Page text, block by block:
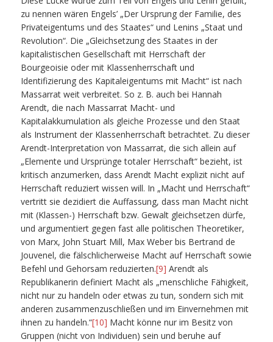
zu nennen wären Engels’ „Der Ursprung der Familie, des
Privateigentums und des Staates“ und Lenins „Staat und
Revolution“. Die „Gleichsetzung des Staates in der
kapitalistischen Gesellschaft mit Herrschaft der
Bourgeoisie oder mit Klassenherrschaft und
Identifizierung des Kapitaleigentums mit Macht“ ist nach
Massarrat weit verbreitet. So z. B. auch bei Hannah
Arendt, die nach Massarrat Macht- und
Kapitalakkumulation als gleiche Prozesse und den Staat
als Instrument der Klassenherrschaft betrachtet. Zu dieser
Arendt-Interpretation von Massarrat, die sich allein auf
„Elemente und Ursprünge totaler Herrschaft“ bezieht, ist
kritisch anzumerken, dass Arendt Macht explizit nicht auf
Herrschaft reduziert wissen will. In „Macht und Herrschaft“
vertritt sie dezidiert die Auffassung, dass man Macht nicht
mit (Klassen-) Herrschaft bzw. Gewalt gleichsetzen dürfe,
und argumentiert gegen fast alle politischen Theoretiker,
von Marx, John Stuart Mill, Max Weber bis Bertrand de
Jouvenel, die fälschlicherweise Macht auf Herrschaft sowie
Befehl und Gehorsam reduzierten.[9] Arendt als
Republikanerin definiert Macht als „menschliche Fähigkeit,
nicht nur zu handeln oder etwas zu tun, sondern sich mit
anderen zusammenzuschließen und im Einvernehmen mit
ihnen zu handeln.“[10] Macht könne nur im Besitz von
Gruppen (nicht von Individuen) sein und beruhe auf